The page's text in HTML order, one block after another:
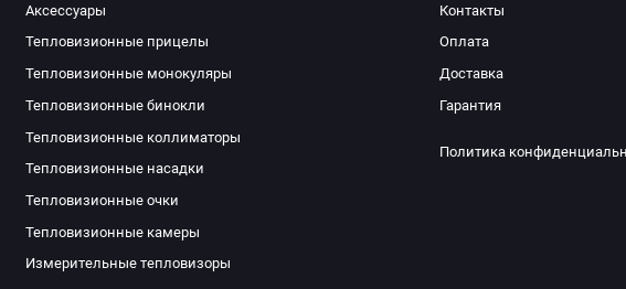
Аксессуары
Тепловизионные прицелы
Тепловизионные монокуляры
Тепловизионные бинокли
Тепловизионные коллиматоры
Тепловизионные насадки
Тепловизионные очки
Тепловизионные камеры
Измерительные тепловизоры
Контакты
Оплата
Доставка
Гарантия
Политика